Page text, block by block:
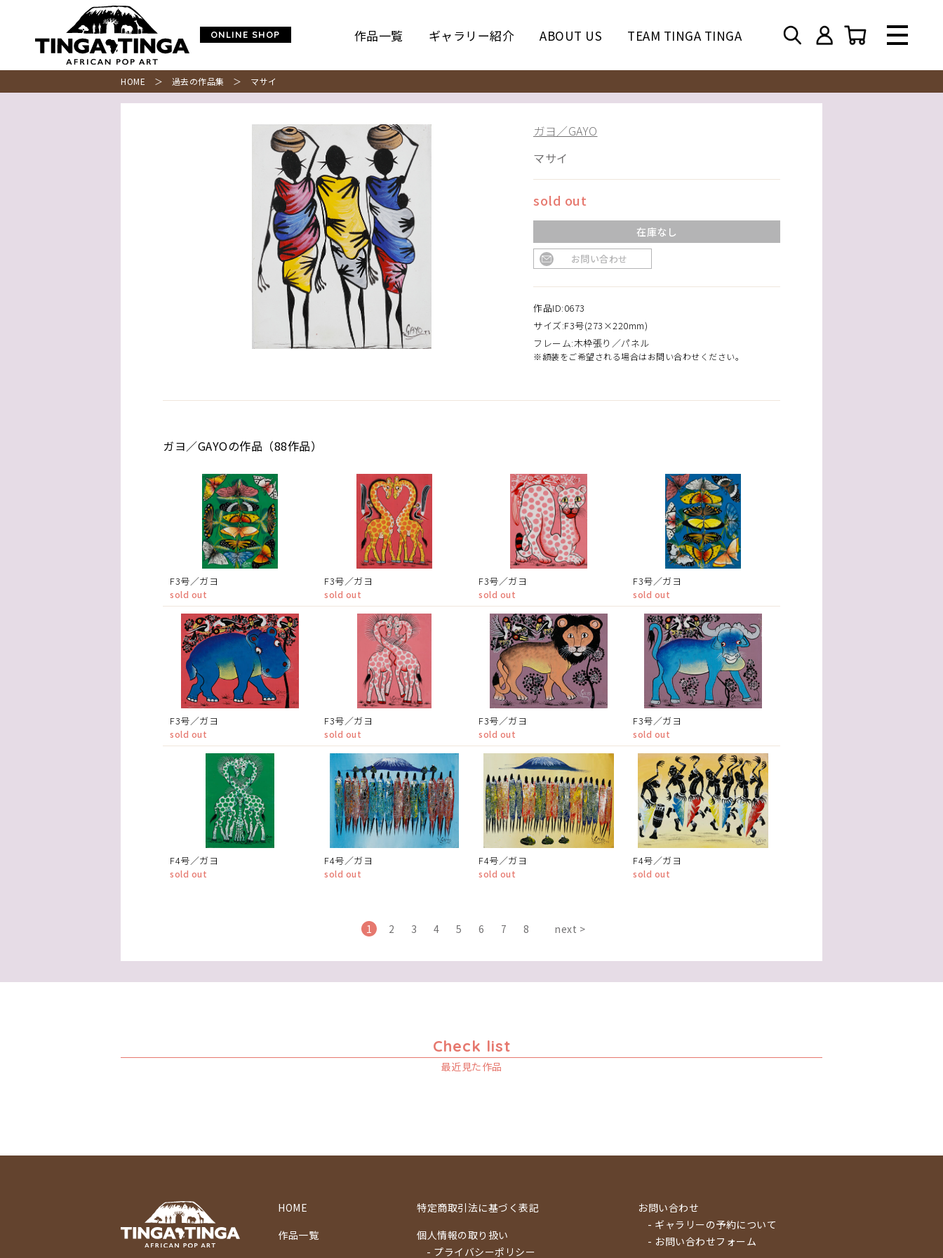
ONLINE SHOP 作品一覧 ギャラリー紹介 ABOUT US TEAM TINGA TINGA
HOME ＞ 過去の作品集 ＞ マサイ
ガヨ／GAYO
マサイ
sold out
在庫なし
お問い合わせ
作品ID:0673
サイズ:F3号(273×220mm)
フレーム:木枠張り／パネル
※額装をご希望される場合はお問い合わせください。
ガヨ／GAYOの作品（88作品）
F3号／ガヨ
sold out
F3号／ガヨ
sold out
F3号／ガヨ
sold out
F3号／ガヨ
sold out
F3号／ガヨ
sold out
F3号／ガヨ
sold out
F3号／ガヨ
sold out
F3号／ガヨ
sold out
F4号／ガヨ
sold out
F4号／ガヨ
sold out
F4号／ガヨ
sold out
F4号／ガヨ
sold out
1 2 3 4 5 6 7 8 next >
Check list
最近見た作品
HOME
作品一覧
特定商取引法に基づく表記
個人情報の取り扱い
- プライバシーポリシー
お問い合わせ
- ギャラリーの予約について
- お問い合わせフォーム